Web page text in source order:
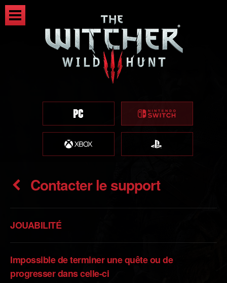
Contacter le support
JOUABILITÉ
Impossible de terminer une quête ou de
progresser dans celle-ci